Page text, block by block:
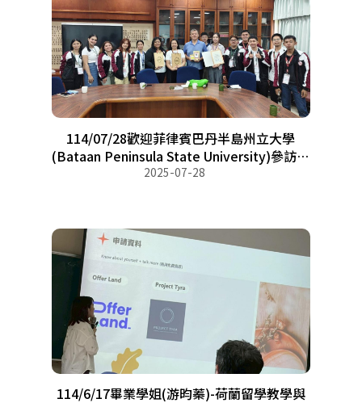
114/07/28歡迎菲律賓巴丹半島州立大學
(Bataan Peninsula State University)參訪農
藝系
2025-07-28
114/6/17畢業學姐(游昀蓁)-荷蘭留學教學與